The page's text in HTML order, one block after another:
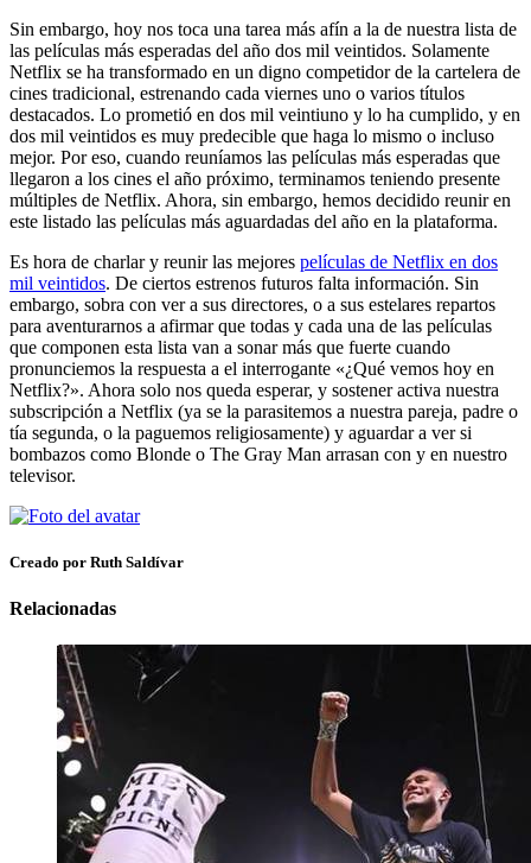
Sin embargo, hoy nos toca una tarea más afín a la de nuestra lista de
las películas más esperadas del año dos mil veintidos. Solamente
Netflix se ha transformado en un digno competidor de la cartelera de
cines tradicional, estrenando cada viernes uno o varios títulos
destacados. Lo prometió en dos mil veintiuno y lo ha cumplido, y en
dos mil veintidos es muy predecible que haga lo mismo o incluso
mejor. Por eso, cuando reuníamos las películas más esperadas que
llegaron a los cines el año próximo, terminamos teniendo presente
múltiples de Netflix. Ahora, sin embargo, hemos decidido reunir en
este listado las películas más aguardadas del año en la plataforma.
Es hora de charlar y reunir las mejores películas de Netflix en dos
mil veintidos. De ciertos estrenos futuros falta información. Sin
embargo, sobra con ver a sus directores, o a sus estelares repartos
para aventurarnos a afirmar que todas y cada una de las películas
que componen esta lista van a sonar más que fuerte cuando
pronunciemos la respuesta a el interrogante «¿Qué vemos hoy en
Netflix?». Ahora solo nos queda esperar, y sostener activa nuestra
subscripción a Netflix (ya se la parasitemos a nuestra pareja, padre o
tía segunda, o la paguemos religiosamente) y aguardar a ver si
bombazos como Blonde o The Gray Man arrasan con y en nuestro
televisor.
Creado por Ruth Saldívar
Relacionadas